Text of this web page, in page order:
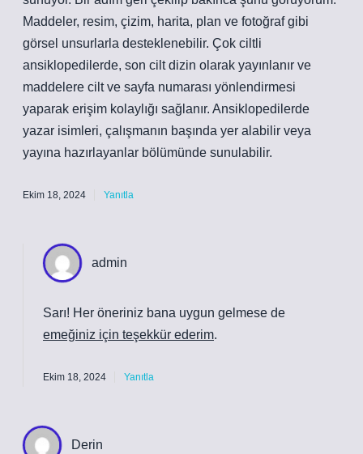
Maddeler, resim, çizim, harita, plan ve fotoğraf gibi
görsel unsurlarla desteklenebilir. Çok ciltli
ansiklopedilerde, son cilt dizin olarak yayınlanır ve
maddelere cilt ve sayfa numarası yönlendirmesi
yaparak erişim kolaylığı sağlanır. Ansiklopedilerde
yazar isimleri, çalışmanın başında yer alabilir veya
yayına hazırlayanlar bölümünde sunulabilir.
Ekim 18, 2024 Yanıtla
admin
Sarı! Her öneriniz bana uygun gelmese de
emeğiniz için teşekkür ederim.
Ekim 18, 2024 Yanıtla
Derin